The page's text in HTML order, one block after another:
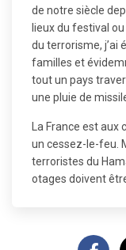
de notre siècle
lieux du festival
du terrorisme, j’ai
familles et
tout un pays
une pluie de
La France est
un cessez-le-feu.
terroristes du
otages doivent